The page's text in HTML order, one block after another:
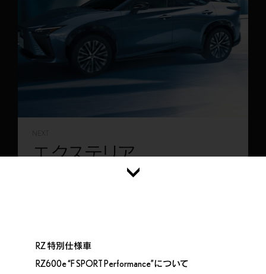
エクステリア
RZ 特別仕様車
RZ600e “F SPORT Performance”について